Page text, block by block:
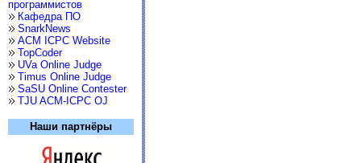
программистов
Кафедра ПО
SnarkNews
ACM ICPC Website
TopCoder
UVa Online Judge
Timus Online Judge
SaSU Online Contester
TJU ACM-ICPC OJ
Наши партнёры